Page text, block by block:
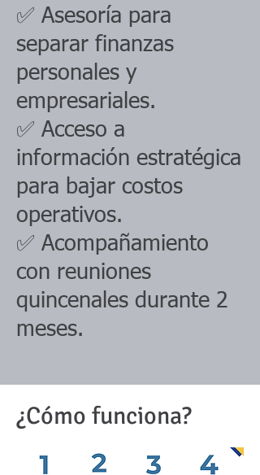
✅ Asesoría para
separar finanzas
personales y
empresariales.
✅ Acceso a
información estratégica
para bajar costos
operativos.
✅ Acompañamiento
con reuniones
quincenales durante 2
meses.
¿Cómo funciona?